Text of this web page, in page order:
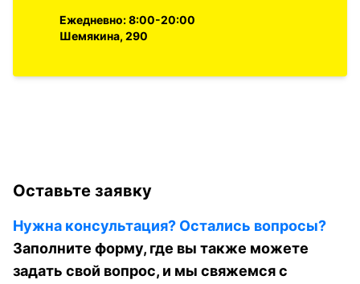
Ежедневно: 8:00-20:00
Шемякина, 290
Оставьте заявку
Нужна консультация? Остались вопросы?
Заполните форму, где вы также можете
задать свой вопрос, и мы свяжемся с